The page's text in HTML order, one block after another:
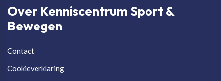
Over Kenniscentrum Sport &
Bewegen
Contact
Cookieverklaring